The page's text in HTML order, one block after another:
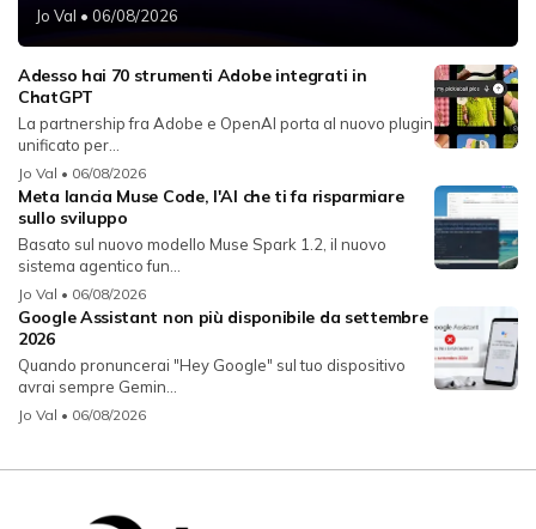
Jo Val • 06/08/2026
Adesso hai 70 strumenti Adobe integrati in
ChatGPT
La partnership fra Adobe e OpenAI porta al nuovo plugin
unificato per...
Jo Val • 06/08/2026
Meta lancia Muse Code, l'AI che ti fa risparmiare
sullo sviluppo
Basato sul nuovo modello Muse Spark 1.2, il nuovo
sistema agentico fun...
Jo Val • 06/08/2026
Google Assistant non più disponibile da settembre
2026
Quando pronuncerai "Hey Google" sul tuo dispositivo
avrai sempre Gemin...
Jo Val • 06/08/2026